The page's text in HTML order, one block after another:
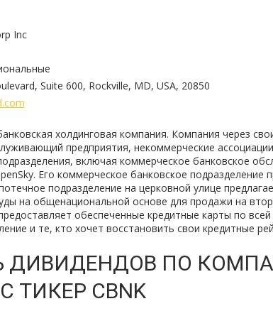
Inc
Suite 600, Rockville, MD, USA, 20850
холдинговая компания. Компания через
предприятия, некоммерческие
включая коммерческое банковское
Его коммерческое банковское подразделение
подразделение на церковной улице
на общенациональной основе для продажи на
обеспеченные кредитные карты по
и те, кто хочет восстановить свои кредитные
ДИВИДЕНДОВ ПО
ТИКЕР CBNK